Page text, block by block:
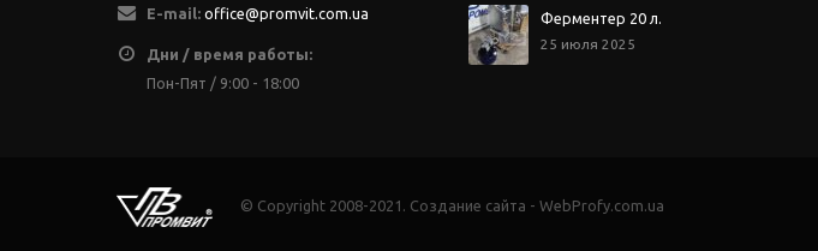
E-mail: office@promvit.com.ua
Дни / время работы:
Пон-Пят / 9:00 - 18:00
Ферментер 20 л.
25 июля 2025
© Copyright 2008-2021. Создание сайта - WebProfy.com.ua